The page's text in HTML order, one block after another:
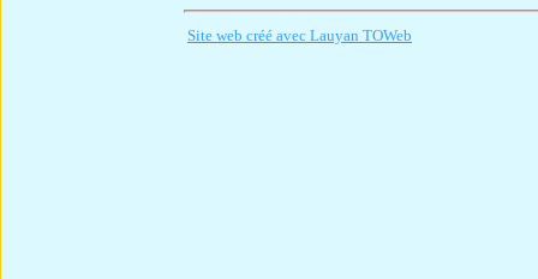
Site web créé avec Lauyan TOWeb